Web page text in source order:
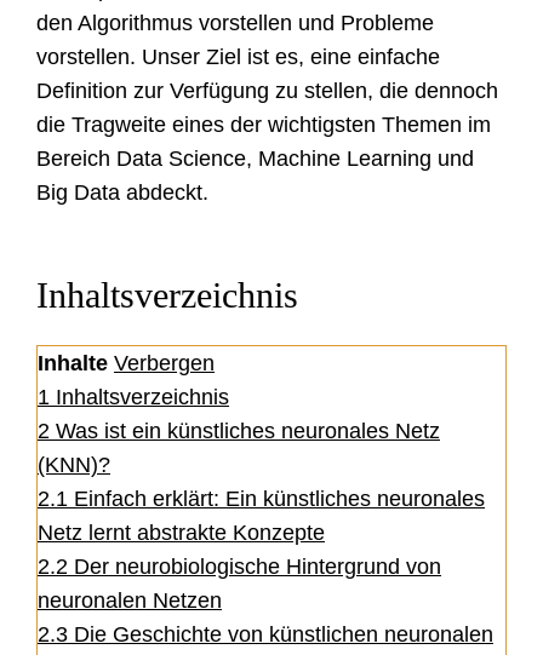
den Algorithmus vorstellen und Probleme
vorstellen. Unser Ziel ist es, eine einfache
Definition zur Verfügung zu stellen, die dennoch
die Tragweite eines der wichtigsten Themen im
Bereich Data Science, Machine Learning und
Big Data abdeckt.
Inhaltsverzeichnis
Inhalte Verbergen
1 Inhaltsverzeichnis
2 Was ist ein künstliches neuronales Netz
(KNN)?
2.1 Einfach erklärt: Ein künstliches neuronales
Netz lernt abstrakte Konzepte
2.2 Der neurobiologische Hintergrund von
neuronalen Netzen
2.3 Die Geschichte von künstlichen neuronalen